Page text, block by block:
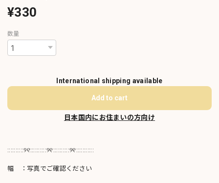
¥330
数量
International shipping available
Add to cart
日本国内にお住まいの方向け
::::::::::୨୧::::::::::୨୧::::::::::୨୧:::::::::::
幅 ：写真でご確認ください